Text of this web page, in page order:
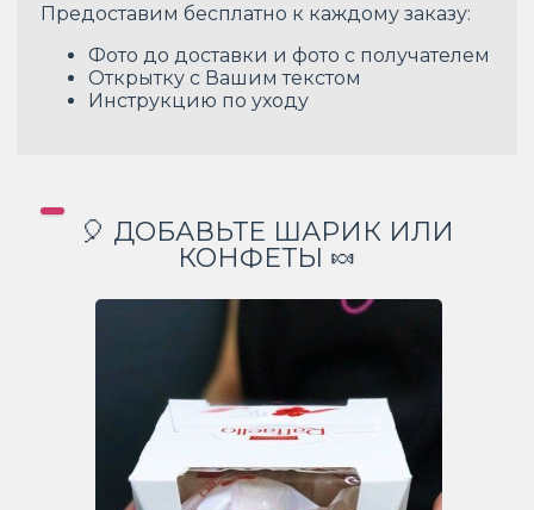
Предоставим бесплатно к каждому заказу:
Фото до доставки и фото с получателем
Открытку с Вашим текстом
Инструкцию по уходу
🎈 ДОБАВЬТЕ ШАРИК ИЛИ
КОНФЕТЫ 🍬